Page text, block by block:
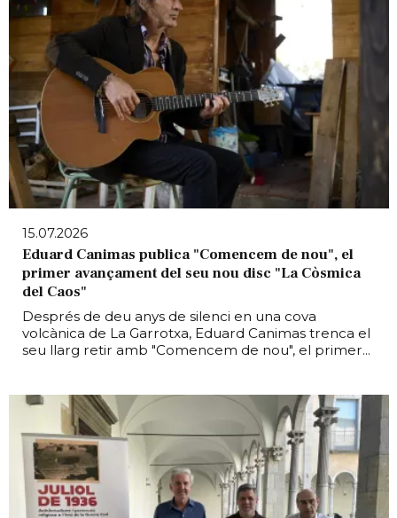
15.07.2026
Eduard Canimas publica "Comencem de nou", el
primer avançament del seu nou disc "La Còsmica
del Caos"
Després de deu anys de silenci en una cova
volcànica de La Garrotxa, Eduard Canimas trenca el
seu llarg retir amb "Comencem de nou", el primer...